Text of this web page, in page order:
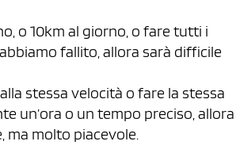
o 10km al giorno, o fare tutti i
fallito, allora sarà difficile
stessa velocità o fare la stessa
un’ora o un tempo preciso, allora
molto piacevole.